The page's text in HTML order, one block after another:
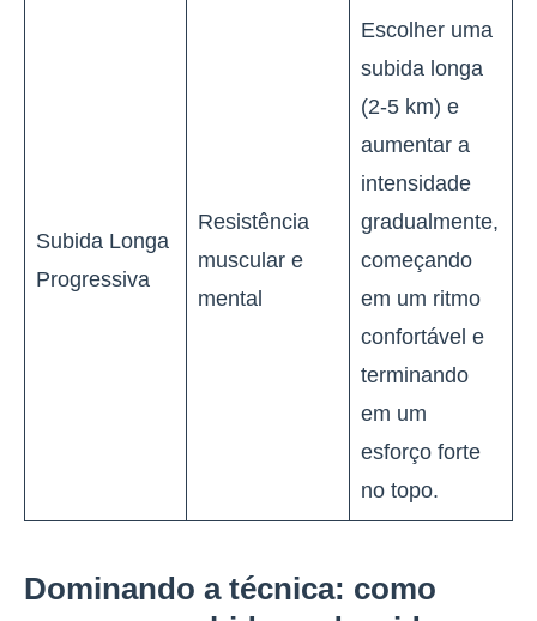
Subida Longa
Progressiva
Resistência
muscular e
mental
Escolher uma
subida longa
(2-5 km) e
aumentar a
intensidade
gradualmente,
começando
em um ritmo
confortável e
terminando
em um
esforço forte
no topo.
Dominando a técnica: como